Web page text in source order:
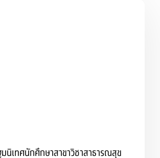
มนิเทศนักศึกษาสาขาวิชาสาธารณสุข